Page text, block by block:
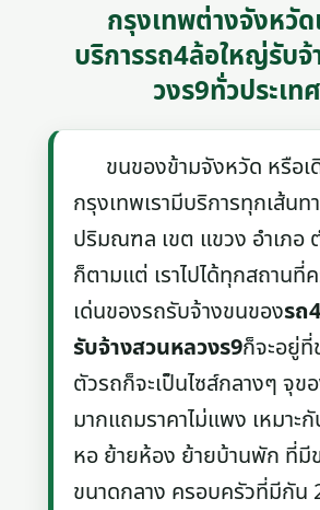
กรุงเทพต่างจังหวัด
บริการรถ4ล้อใหญ่รับ
วงร9ทั่วประเทศ
ขนของข้ามจังหวัด หรือเ
กรุงเทพเรามีบริการทุกเส้นท
ปริมณฑล เขต แขวง อำเภอ
ก็ตามแต่ เราไปได้ทุกสถาน
เด่นของรถรับจ้างขนของรถ
รับจ้างสวนหลวงร9ก็จะอยู่
ตัวรถก็จะเป็นไซส์กลางๆ จุขอ
มากแถมราคาไม่แพง เหมาะ
หอ ย้ายห้อง ย้ายบ้านพัก ที่มี
ขนาดกลาง ครอบครัวที่มีกัน